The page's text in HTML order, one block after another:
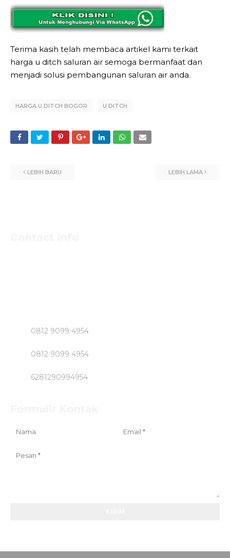
Terima kasih telah membaca artikel kami terkait
harga u ditch saluran air semoga bermanfaat dan
menjadi solusi pembangunan saluran air anda.
HARGA U DITCH BOGOR U DITCH
LEBIH BARU LEBIH LAMA
0812 9099 4954
0812 9099 4954
6281290994954